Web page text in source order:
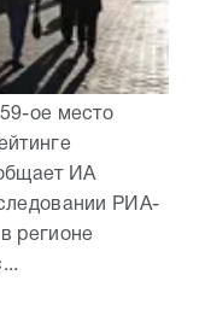
ое место
ИА
РИА-
регионе